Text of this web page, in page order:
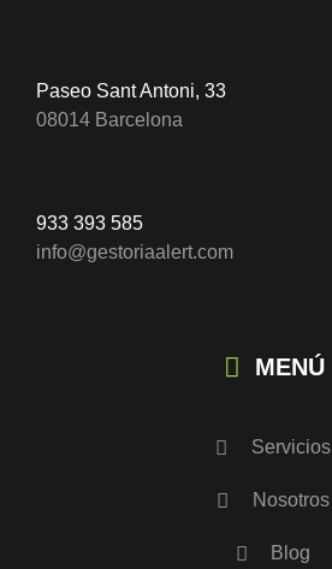
Paseo Sant Antoni, 33
08014 Barcelona
933 393 585
info@gestoriaalert.com
MENÚ
Servicios
Nosotros
Blog